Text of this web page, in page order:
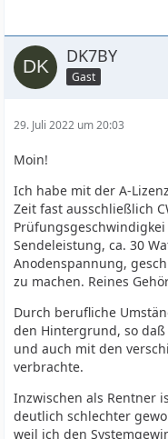
DK7BY
Gast
29. Juli 2022 um 20:03
Moin!
Ich habe mit der A-
Zeit fast ausschließlich
Sendeleistung, ca. 30
Anodenspannung,
zu machen. Reines
Durch berufliche
den Hintergrund, so
und auch mit den
verbrachte.
Inzwischen als Rentner
deutlich schlechter
weil ich den